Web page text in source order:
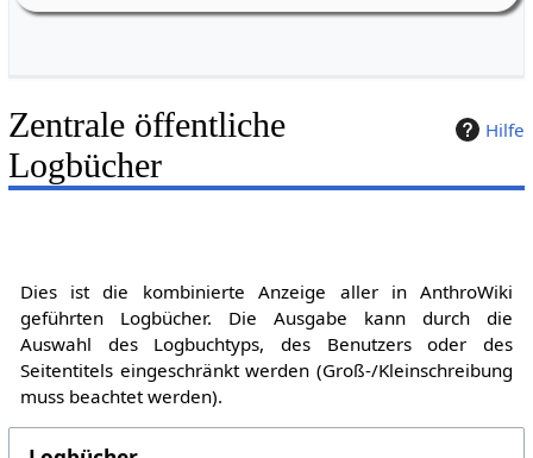
Hilfe
Zentrale öffentliche
Logbücher
Dies ist die kombinierte Anzeige aller in AnthroWiki
geführten Logbücher. Die Ausgabe kann durch die
Auswahl des Logbuchtyps, des Benutzers oder des
Seitentitels eingeschränkt werden (Groß-/Kleinschreibung
muss beachtet werden).